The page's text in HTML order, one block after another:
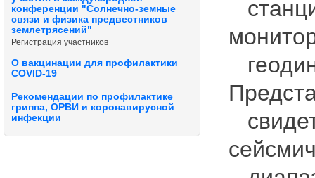
конференции "Солнечно-земные
связи и физика предвестников
землетрясений"
Регистрация участников
О вакцинации для профилактики
COVID-19
Рекомендации по профилактике
гриппа, ОРВИ и коронавирусной
инфекции